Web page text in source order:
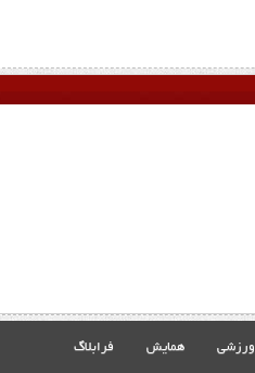
ورزشی همایش فرابلاگ